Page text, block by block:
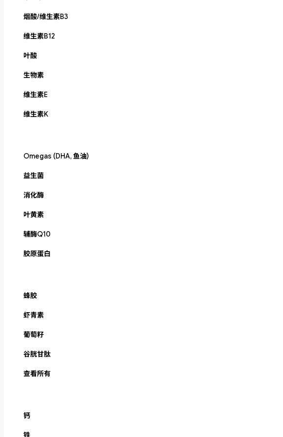
烟酸/维生素B3
维生素B12
叶酸
生物素
维生素E
维生素K
Omegas (DHA, 鱼油)
益生菌
消化酶
叶黄素
辅酶Q10
胶原蛋白
蜂胶
虾青素
葡萄籽
谷胱甘肽
查看所有
钙
铁